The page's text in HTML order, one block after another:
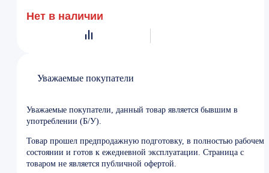
Нет в наличии
Уважаемые покупатели
Уважаемые покупатели, данный товар является бывшим в
употреблении (Б/У).
Товар прошел предпродажную подготовку, в полностью рабочем
состоянии и готов к ежедневной эксплуатации. Страница с
товаром не является публичной офертой.